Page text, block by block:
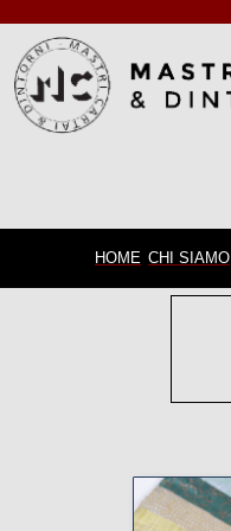
HOME CHI SIAMO